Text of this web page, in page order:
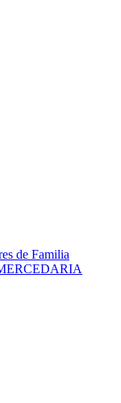
de Familia